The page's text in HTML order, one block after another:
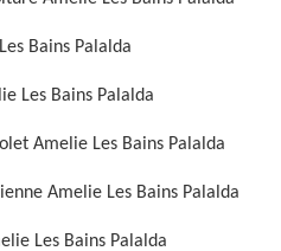
Bains Palalda
Les Bains Palalda
Amelie Les Bains Palalda
Amelie Les Bains Palalda
Les Bains Palalda